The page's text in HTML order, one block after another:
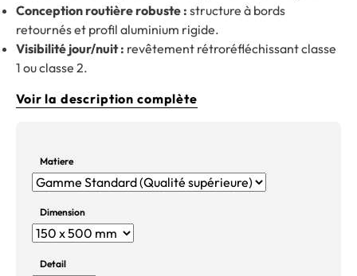
Conception routière robuste : structure à bords
retournés et profil aluminium rigide.
Visibilité jour/nuit : revêtement rétroréfléchissant classe
1 ou classe 2.
Voir la description complète
Matiere
Dimension
Detail